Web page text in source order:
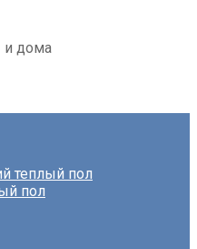
и дома
теплый пол
пол